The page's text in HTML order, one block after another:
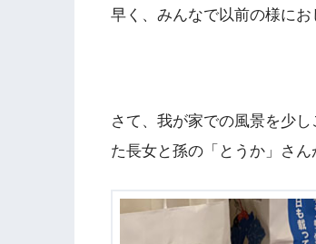
早く、みんなで以前の様に
さて、我が家での風景を少
た長女と孫の「とうか」さん